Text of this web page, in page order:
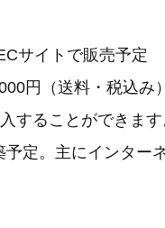
サイトで販売予定
円（送料・税込み
することができま
定。主にインター